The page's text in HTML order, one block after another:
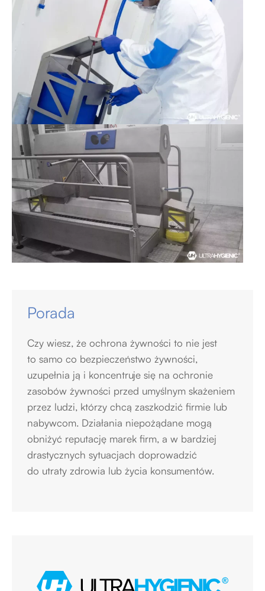
Porada
Czy wiesz, że ochrona żywności to nie jest
to samo co bezpieczeństwo żywności,
uzupełnia ją i koncentruje się na ochronie
zasobów żywności przed umyślnym skażeniem
przez ludzi, którzy chcą zaszkodzić firmie lub
nabywcom. Działania niepożądane mogą
obniżyć reputację marek firm, a w bardziej
drastycznych sytuacjach doprowadzić
do utraty zdrowia lub życia konsumentów.